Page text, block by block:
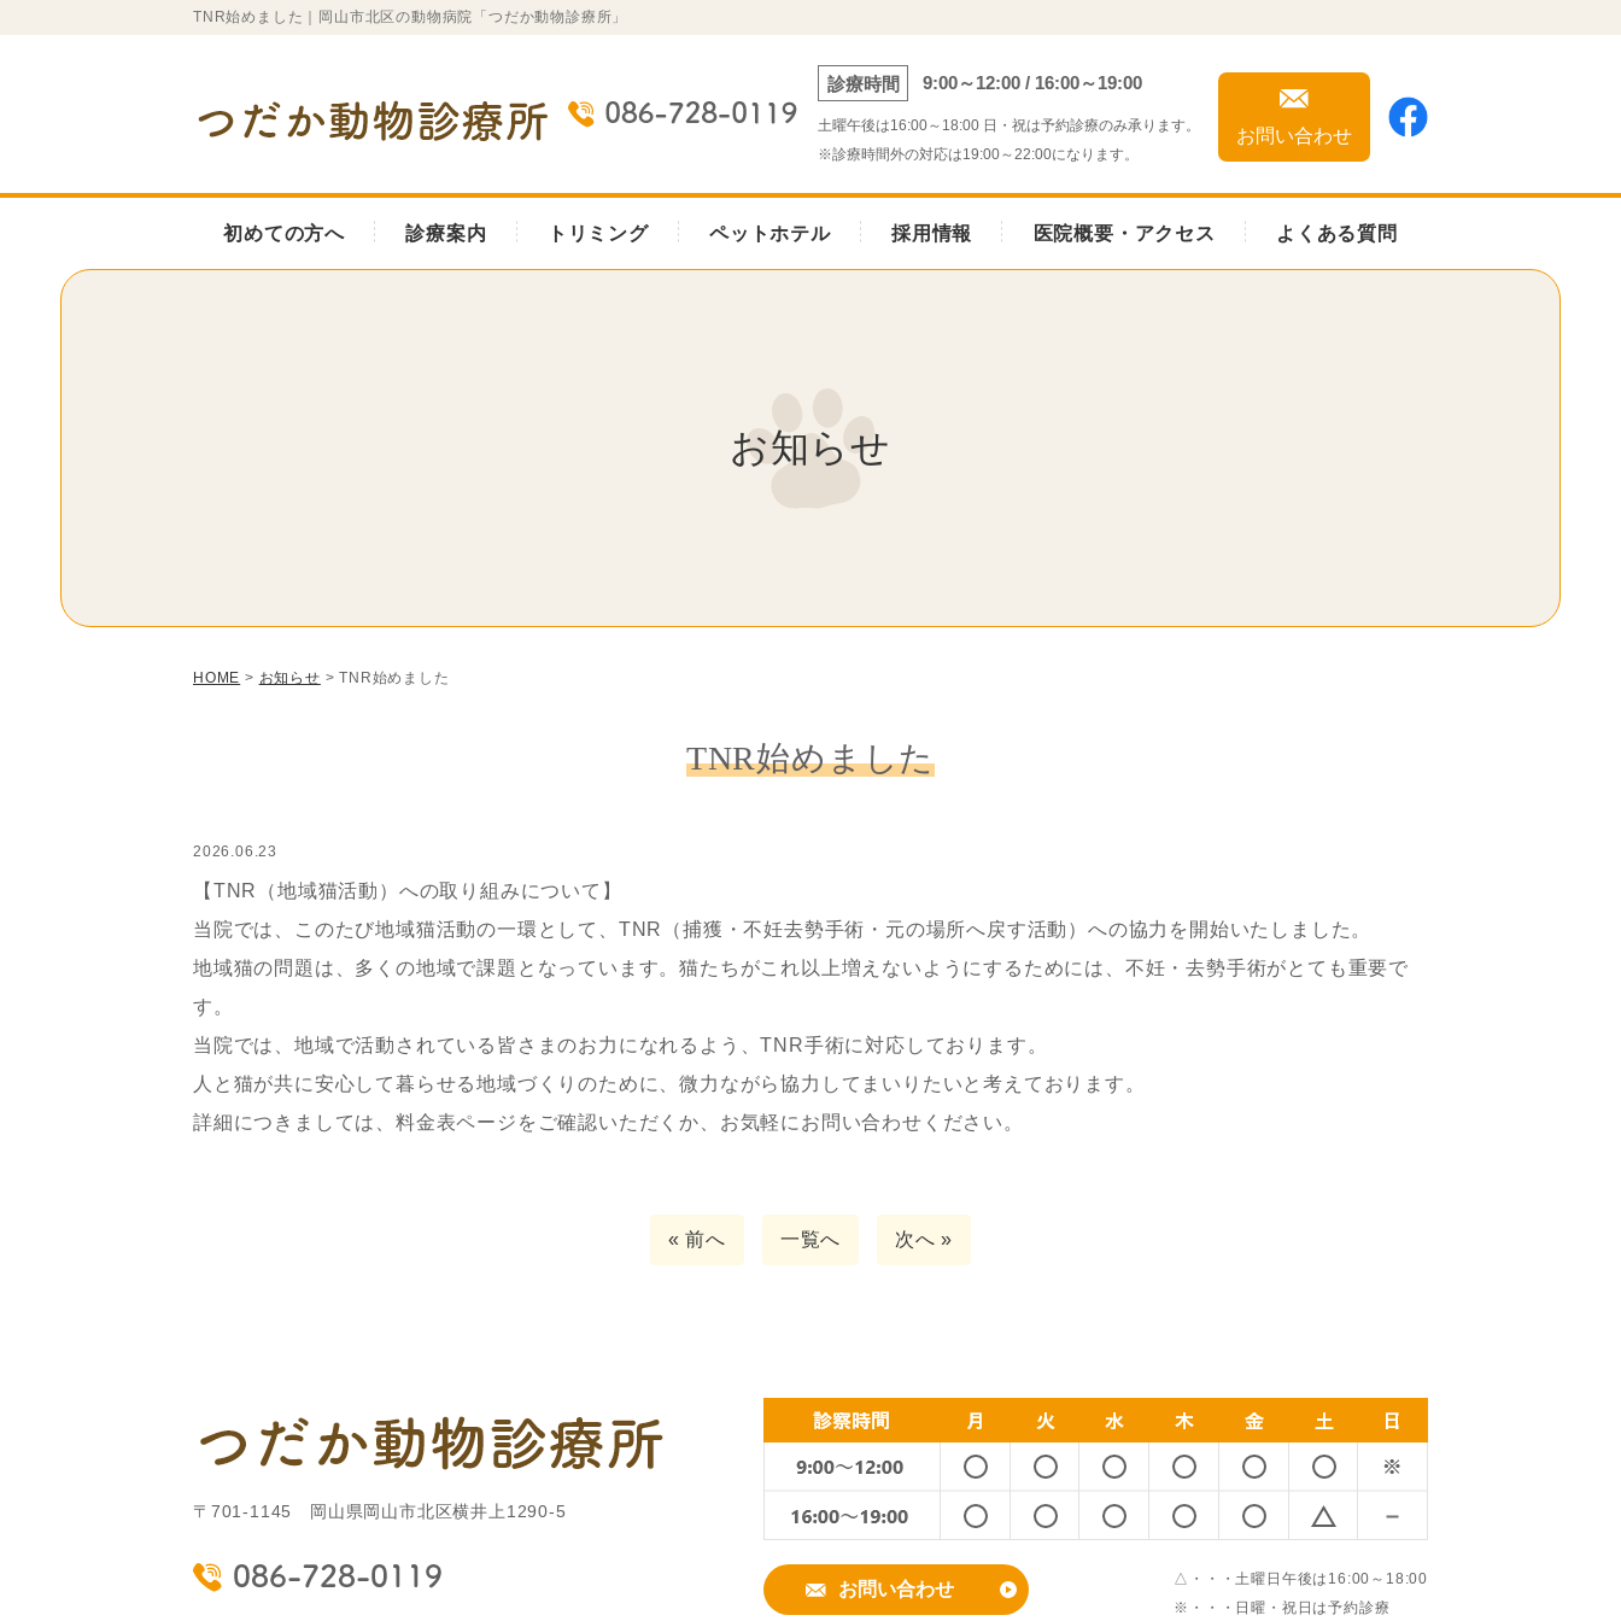
TNR始めました｜岡山市北区の動物病院「つだか動物診療所」
診療時間 9:00～12:00 / 16:00～19:00
土曜午後は16:00～18:00 日・祝は予約診療のみ承ります。
※診療時間外の対応は19:00～22:00になります。
お問い合わせ
初めての方へ 診療案内 トリミング ペットホテル 採用情報 医院概要・アクセス よくある質問
お知らせ
HOME > お知らせ >TNR始めました
TNR始めました
2026.06.23
【TNR（地域猫活動）への取り組みについて】
当院では、このたび地域猫活動の一環として、TNR（捕獲・不妊去勢手術・元の場所へ戻す活動）への協力を開始いたしました。
地域猫の問題は、多くの地域で課題となっています。猫たちがこれ以上増えないようにするためには、不妊・去勢手術がとても重要で
す。
当院では、地域で活動されている皆さまのお力になれるよう、TNR手術に対応しております。
人と猫が共に安心して暮らせる地域づくりのために、微力ながら協力してまいりたいと考えております。
詳細につきましては、料金表ページをご確認いただくか、お気軽にお問い合わせください。
« 前へ 一覧へ 次へ »
〒701-1145 岡山県岡山市北区横井上1290-5
お問い合わせ
△・・・土曜日午後は16:00～18:00
※・・・日曜・祝日は予約診療